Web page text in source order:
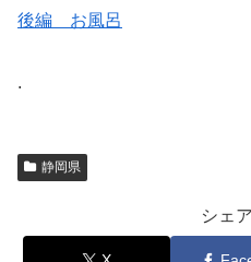
後編 お風呂
.
静岡県
シェ